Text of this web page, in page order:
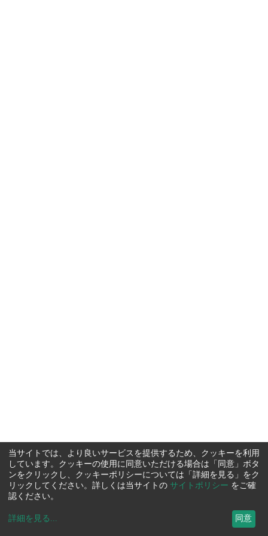
当サイトでは、より良いサービスを提供するため、クッキーを利用
しています。クッキーの使用に同意いただける場合は「同意」ボタ
ンをクリックし、クッキーポリシーについては「詳細を見る」をク
リックしてください。詳しくは当サイトの サイトポリシー をご確
認ください。
詳細を見る ... 同意